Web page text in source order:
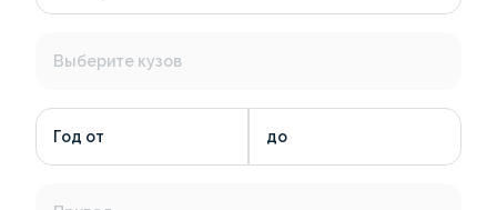
Выберите кузов
Год от до